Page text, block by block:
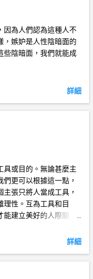
因為人們認為這種人不
，嫉妒是人性陰暗面的
些陰暗面，我們就能成
詳細
具或目的。無論甚麼主
更可以根據這一點，
張只將人當成工具，
理性。互為工具和目
能建立美好的人際關
詳細